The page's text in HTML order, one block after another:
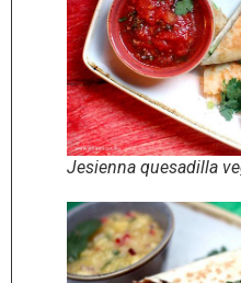
Jesienna quesadilla